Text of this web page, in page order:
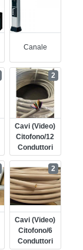
Canale
Cavi (video)
Citofono/12
Conduttori
2
Cavi (video)
Citofono/6
Conduttori
2